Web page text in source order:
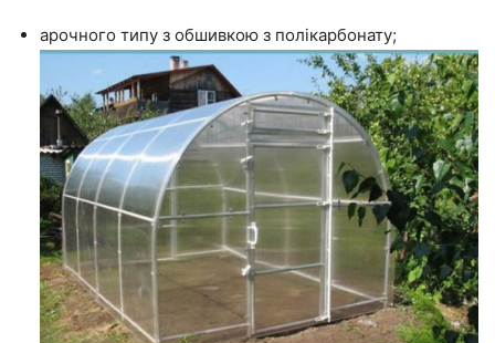
арочного типу з обшивкою з полікарбонату;